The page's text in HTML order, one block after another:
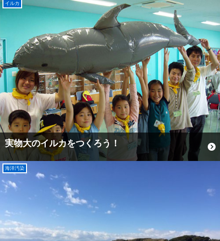
実物大のイルカをつくろう！
イルカ
海洋汚染